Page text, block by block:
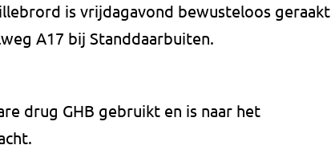
is vrijdagavond bewusteloos geraakt
A17 bij Standdaarbuiten.
drug GHB gebruikt en is naar het